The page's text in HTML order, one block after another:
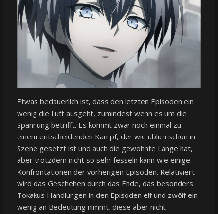
Etwas bedauerlich ist, dass den letzten Episoden ein
wenig die Luft ausgeht, zumindest wenn es um die
Spannung betrifft. Es kommt zwar noch einmal zu
einem entscheidenden Kampf, der wie üblich schön in
Szene gesetzt ist und auch die gewohnte Länge hat,
aber trotzdem nicht so sehr fesseln kann wie einige
Konfrontationen der vorherigen Episoden. Relativiert
wird das Geschehen durch das Ende, das besonders
Tokakus Handlungen in den Episoden elf und zwölf ein
wenig an Bedeutung nimmt, diese aber nicht